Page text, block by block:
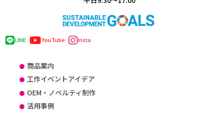
LINE YouTube Insta
商品案内
工作イベントアイデア
OEM・ノベルティ制作
活用事例